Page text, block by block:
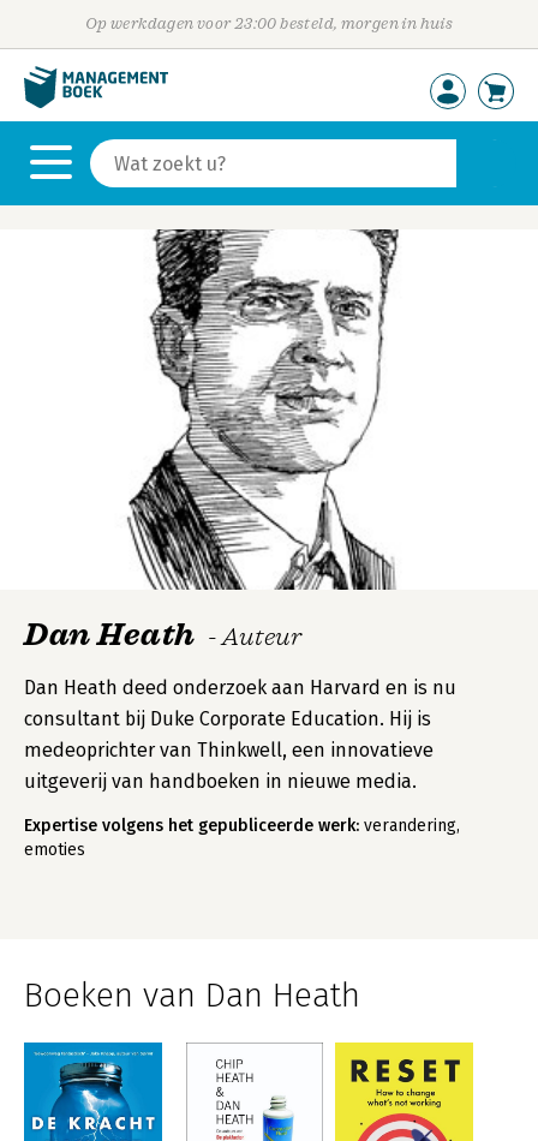
Op werkdagen voor 23:00 besteld, morgen in huis
Dan Heath - Auteur
Dan Heath deed onderzoek aan Harvard en is nu
consultant bij Duke Corporate Education. Hij is
medeoprichter van Thinkwell, een innovatieve
uitgeverij van handboeken in nieuwe media.
Expertise volgens het gepubliceerde werk: verandering,
emoties
Boeken van Dan Heath